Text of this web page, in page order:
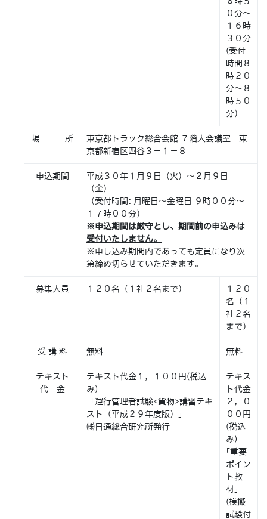
０分～
１６時
３０分
(受付
時間８
時２０
分～８
時５０
分）
場 所
東京都トラック総合会館 ７階大会議室 東
京都新宿区四谷３－１－８
申込期間
平成３０年１月９日（火）～２月９日
（金）
（受付時間: 月曜日～金曜日 ９時００分～
１７時００分）
※申込期間は厳守とし、期間前の申込みは
受付いたしません。
※申し込み期間内であっても定員になり次
第締め切らせていただきます。
募集人員 １２０名（１社２名まで）
１２０
名（１
社２名
まで）
受 講 料 無料 無料
テキスト
代 金
テキスト代金１，１００円(税込
み)
「運行管理者試験<貨物>講習テキ
スト（平成２９年度版）」
㈱日通総合研究所発行
テキス
ト代金
２，０
００円
(税込
み)
｢重要
ポイン
ト教
材」
(模擬
試験付